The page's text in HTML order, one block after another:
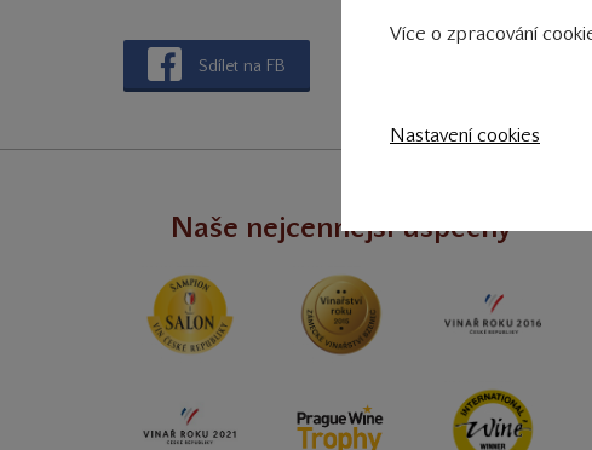
Sdílet na FB
Naše nejcennější úspěchy
Více o zpracování
Nastavení cookies